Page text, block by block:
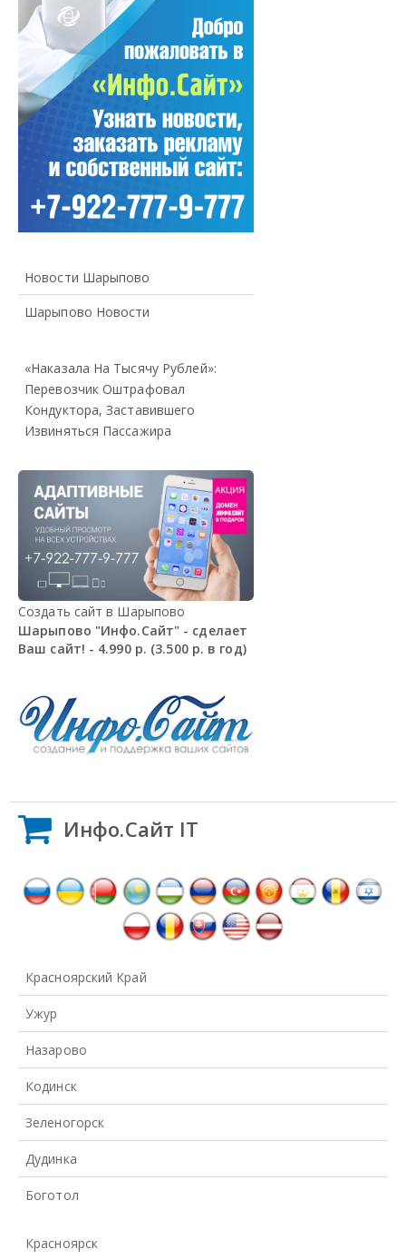
Новости Шарыпово
Шарыпово Новости
«Наказала На Тысячу Рублей»:
Перевозчик Оштрафовал
Кондуктора, Заставившего
Извиняться Пассажира
Создать сайт в Шарыпово
Шарыпово "Инфо.Сайт" - сделает
Ваш сайт! - 4.990 р. (3.500 р. в год)
Инфо.Сайт IT
Красноярский Край
Ужур
Назарово
Кодинск
Зеленогорск
Дудинка
Боготол
Красноярск